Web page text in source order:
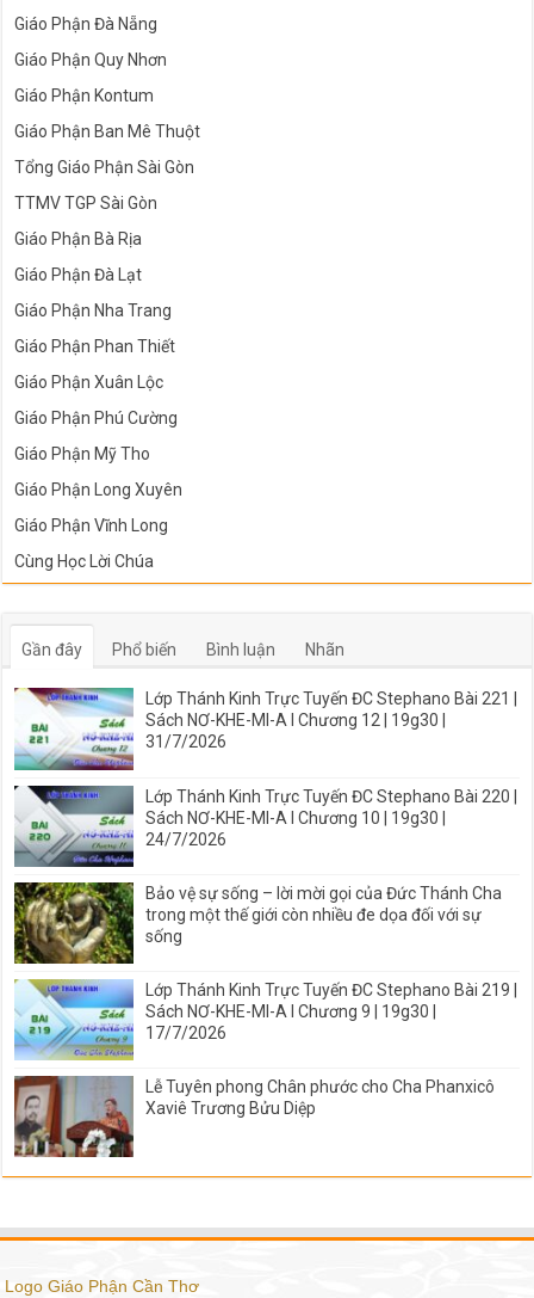
Giáo Phận Đà Nẵng
Giáo Phận Quy Nhơn
Giáo Phận Kontum
Giáo Phận Ban Mê Thuột
Tổng Giáo Phận Sài Gòn
TTMV TGP Sài Gòn
Giáo Phận Bà Rịa
Giáo Phận Đà Lạt
Giáo Phận Nha Trang
Giáo Phận Phan Thiết
Giáo Phận Xuân Lộc
Giáo Phận Phú Cường
Giáo Phận Mỹ Tho
Giáo Phận Long Xuyên
Giáo Phận Vĩnh Long
Cùng Học Lời Chúa
Gần đây Phổ biến Bình luận Nhãn
Lớp Thánh Kinh Trực Tuyến ĐC Stephano Bài 221 |
Sách NƠ-KHE-MI-A I Chương 12 | 19g30 |
31/7/2026
Lớp Thánh Kinh Trực Tuyến ĐC Stephano Bài 220 |
Sách NƠ-KHE-MI-A I Chương 10 | 19g30 |
24/7/2026
Bảo vệ sự sống – lời mời gọi của Đức Thánh Cha
trong một thế giới còn nhiều đe dọa đối với sự
sống
Lớp Thánh Kinh Trực Tuyến ĐC Stephano Bài 219 |
Sách NƠ-KHE-MI-A I Chương 9 | 19g30 |
17/7/2026
Lễ Tuyên phong Chân phước cho Cha Phanxicô
Xaviê Trương Bửu Diệp
Logo Giáo Phận Cần Thơ